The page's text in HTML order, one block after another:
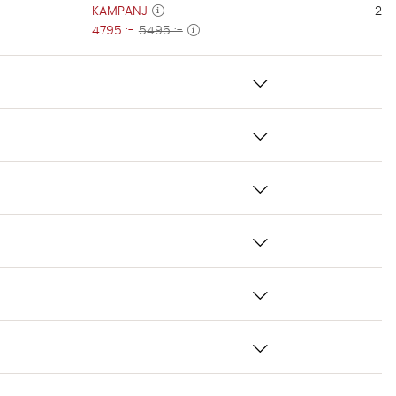
KAMPANJ
4795 :- 5495 :-